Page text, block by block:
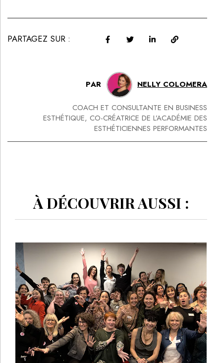
PARTAGEZ SUR :
PAR NELLY COLOMERA
COACH ET CONSULTANTE EN BUSINESS
ESTHÉTIQUE, CO-CRÉATRICE DE L’ACADÉMIE DES
ESTHÉTICIENNES PERFORMANTES
À DÉCOUVRIR AUSSI :